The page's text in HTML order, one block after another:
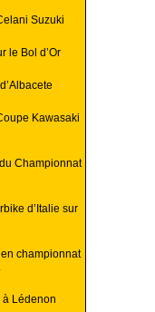
Suzuki
le Bol d’Or
Kawasaki
Championnat
d’Italie sur
championnat
à Lédenon